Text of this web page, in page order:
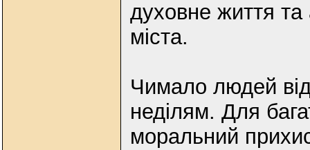
духовне життя та
міста.
Чимало людей
неділям. Для
моральний